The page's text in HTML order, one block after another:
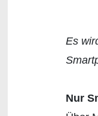
Es
Nur